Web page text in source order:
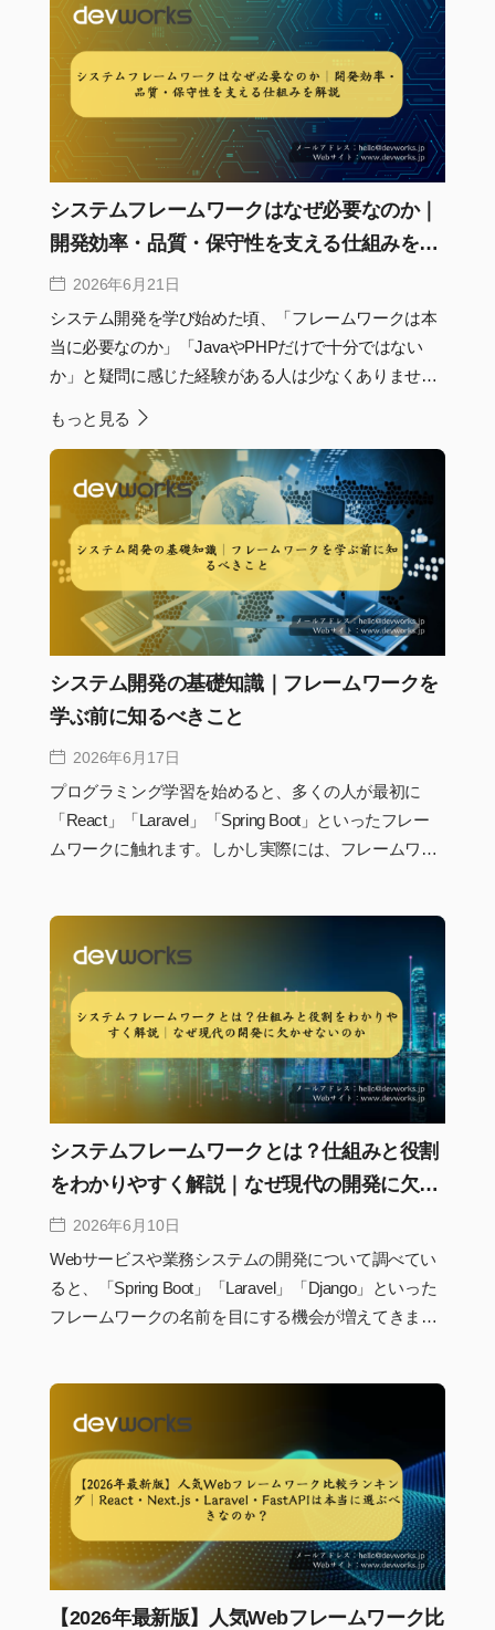
システムフレームワークはなぜ必要なのか｜
開発効率・品質・保守性を支える仕組みを解
説 2026年6月21日
システム開発を学び始めた頃、「フレームワークは本
当に必要なのか」「JavaやPHPだけで十分ではない
か」と疑問に感じた経験がある人は少なくありませ
しでも開発できます。しかし、開発規模が大きくな
り、複数人で保守を続けることを考えると、共通ルー
ルや再利用可能な仕組みがなければ品質を維持するこ
とは難しくなります。現在、多くのシステム開発でフ
レームワークが採用されているのは、単に開発を楽に
するためではなく、長期的な保守や品質を支える土台
として重要な役割を果たしているためです。
もっと見る
システム開発の基礎知識｜フレームワークを
学ぶ前に知るべきこと
2026年6月17日
プログラミング学習を始めると、多くの人が最初に
「React」「Laravel」「Spring Boot」といったフレー
ムワークに触れます。しかし実際には、フレームワー
はどう連携しているのか。こうした基礎を理解してい
るかどうかで、その後の学習効率や設計力は大きく変
わります。本記事では、フレームワークを学ぶ前に押
さえておきたいシステム開発の基礎知識を、初心者に
もわかりやすく整理して解説します。
システムフレームワークとは？仕組みと役割
をわかりやすく解説｜なぜ現代の開発に欠か
せないのか
2026年6月10日
Webサービスや業務システムの開発について調べてい
ると、「Spring Boot」「Laravel」「Django」といった
フレームワークの名前を目にする機会が増えてきま
代のシステム開発においてフレームワークは単なる便
利ツールではなく、開発効率や品質、保守性を支える
重要な基盤となっています。この記事では、システム
フレームワークの基本的な仕組みからライブラリとの
違い、システム開発における役割、代表的なフレーム
ワークまでをわかりやすく解説します。
【2026年最新版】人気Webフレームワーク比